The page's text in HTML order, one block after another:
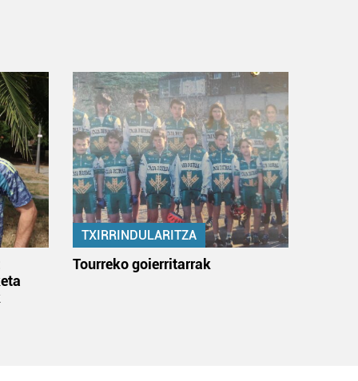
TXIRRINDULARITZA
Tourreko goierritarrak